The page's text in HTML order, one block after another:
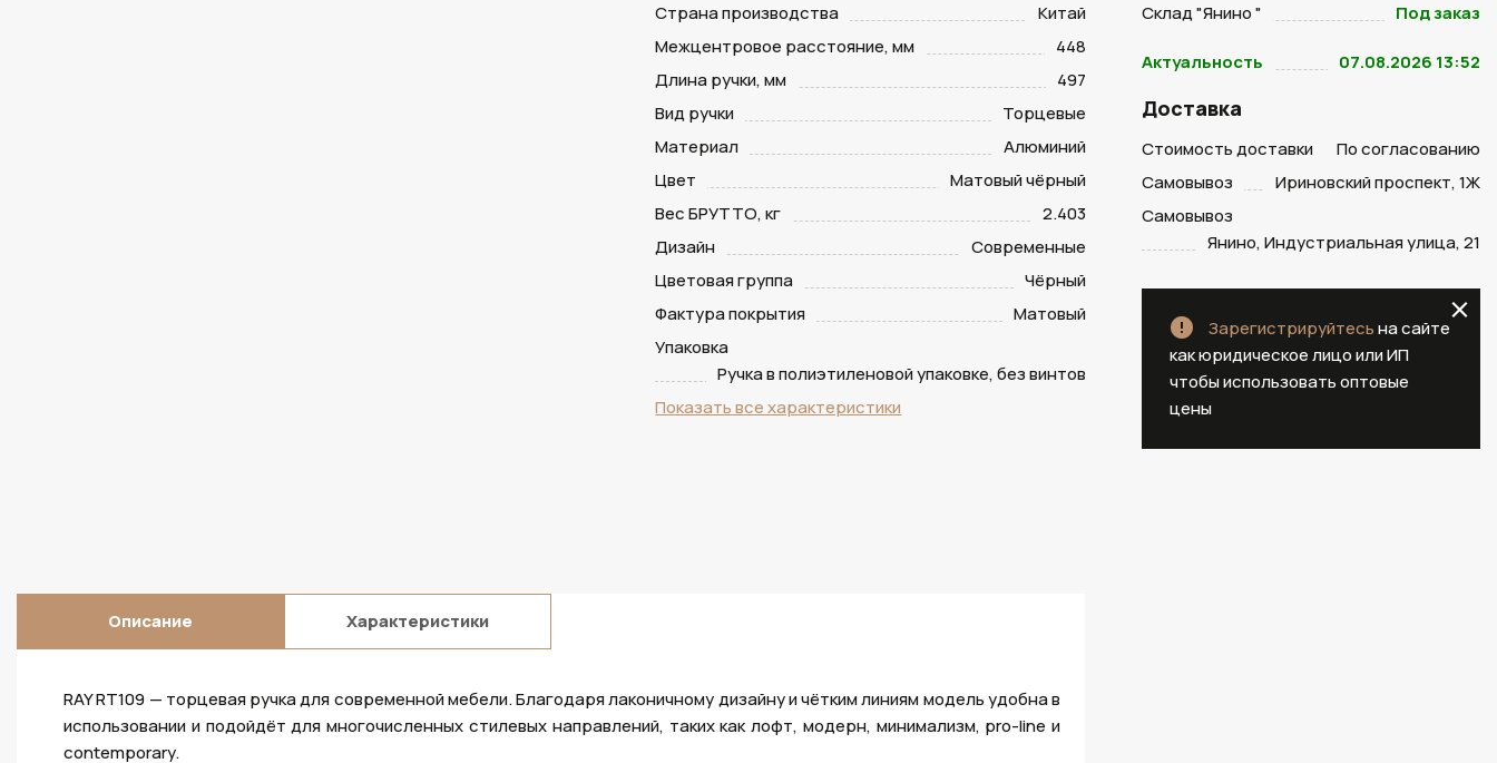
Страна производства
Китай
Межцентровое расстояние, мм
448
Длина ручки, мм
497
Вид ручки
Торцевые
Материал
Алюминий
Цвет
Матовый чёрный
Вес БРУТТО, кг
2.403
Дизайн
Современные
Цветовая группа
Чёрный
Фактура покрытия
Матовый
Упаковка
Ручка в полиэтиленовой упаковке, без винтов
Показать все характеристики
Склад "Янино "
Под заказ
Актуальность 07.08.2026 13:52
Доставка
Стоимость доставки
По согласованию
Самовывоз
Ириновский проспект, 1Ж
Самовывоз
Янино, Индустриальная улица, 21
Зарегистрируйтесьна сайте
как юридическое лицо или ИП
чтобы использовать оптовые
цены
Описание Характеристики
RAY RT109 — торцевая ручка для современной мебели. Благодаря лаконичному дизайну и чётким линиям модель удобна в
использовании и подойдёт для многочисленных стилевых направлений, таких как лофт, модерн, минимализм, pro-line и
contemporary.